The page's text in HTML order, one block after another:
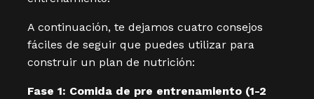
A continuación, te dejamos cuatro consejos
fáciles de seguir que puedes utilizar para
construir un plan de nutrición:
Fase 1: Comida de pre entrenamiento (1-2